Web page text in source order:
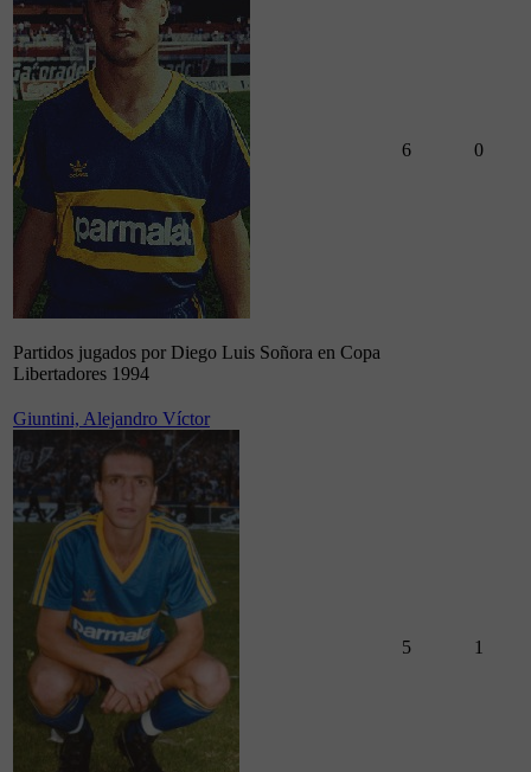
Partidos jugados por Diego Luis Soñora en Copa
Libertadores 1994
6 0
Giuntini, Alejandro Víctor
5 1